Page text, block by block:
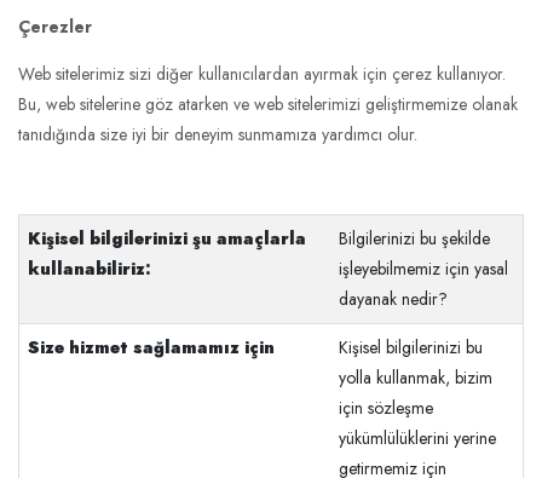
Çerezler
Web sitelerimiz sizi diğer kullanıcılardan ayırmak için çerez kullanıyor.
Bu, web sitelerine göz atarken ve web sitelerimizi geliştirmemize olanak
tanıdığında size iyi bir deneyim sunmamıza yardımcı olur.
Kişisel bilgilerinizi şu amaçlarla
kullanabiliriz:
Bilgilerinizi bu şekilde
işleyebilmemiz için yasal
dayanak nedir?
Size hizmet sağlamamız için
Kişisel bilgilerinizi bu
yolla kullanmak, bizim
için sözleşme
yükümlülüklerini yerine
getirmemiz için